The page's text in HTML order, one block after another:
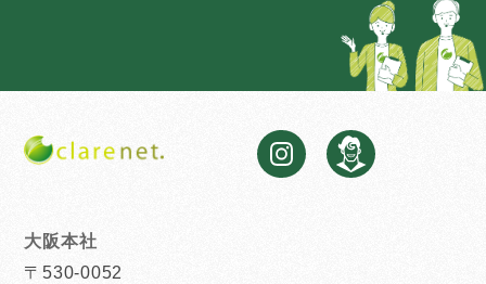
大阪本社
〒530-0052